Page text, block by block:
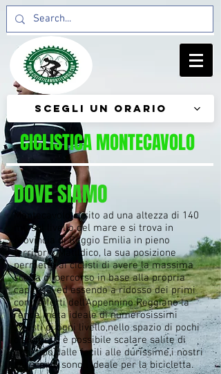
Scegli un orario
CICLISTICA MONTECAVOLO
DOVE SIAMO
Montecavolo e’ sito ad una altezza di 140
mt. sul livello del mare e si trova in
provincia di Reggio Emilia in pieno
territorio Matildico, la sua posizione
permette ai ciclisti di avere la massima
scelta di percorso in base alla propria
capacita’ ed essendo a ridosso dei primi
contrafforti dell’Appennino Reggiano la
rende meta ideale di numerosissimi
ciclisti di ogni livello,nello spazio di pochi
chilometri è possibile scalare salite di
ogni tipo,dalle facili alle durissime,i nostri
saliscendi sono l'ideale per la bicicletta.